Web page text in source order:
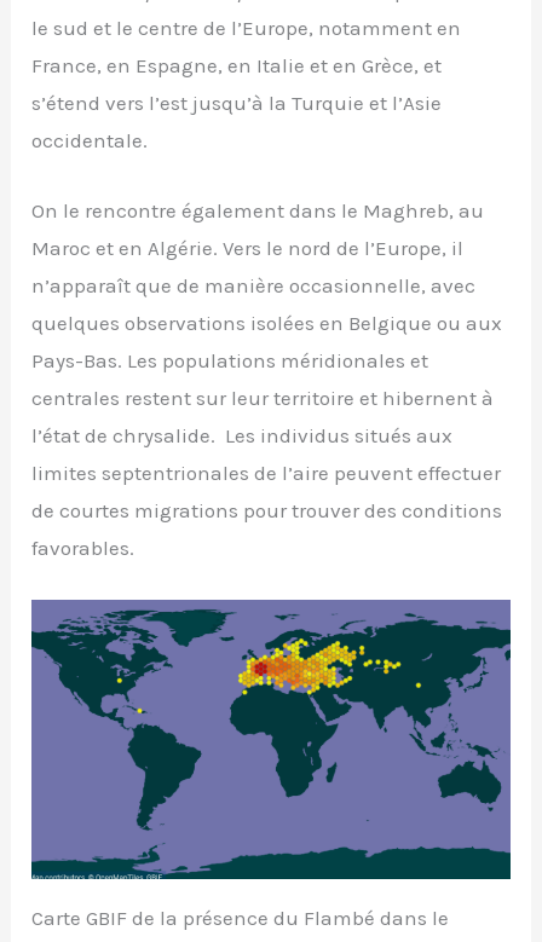
le sud et le centre de l’Europe, notamment en
France, en Espagne, en Italie et en Grèce, et
s’étend vers l’est jusqu’à la Turquie et l’Asie
occidentale.
On le rencontre également dans le Maghreb, au
Maroc et en Algérie. Vers le nord de l’Europe, il
n’apparaît que de manière occasionnelle, avec
quelques observations isolées en Belgique ou aux
Pays-Bas. Les populations méridionales et
centrales restent sur leur territoire et hibernent à
l’état de chrysalide. Les individus situés aux
limites septentrionales de l’aire peuvent effectuer
de courtes migrations pour trouver des conditions
favorables.
Carte GBIF de la présence du Flambé dans le